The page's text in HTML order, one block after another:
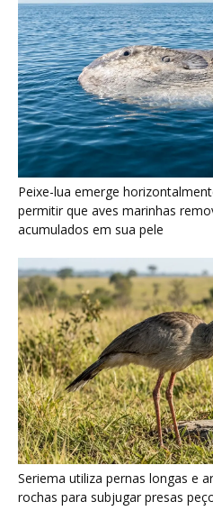
Seriema utiliza pernas longas e
rochas para subjugar presas
Poraquê sincroniza descargas
amplificar campo elétrico e
maiores na Amazônia